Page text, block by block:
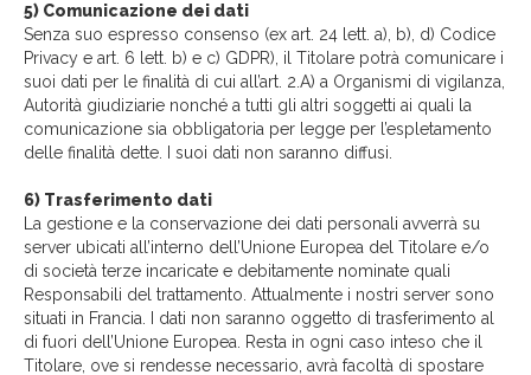
5) Comunicazione dei dati
Senza suo espresso consenso (ex art. 24 lett. a), b), d) Codice
Privacy e art. 6 lett. b) e c) GDPR), il Titolare potrà comunicare i
suoi dati per le finalità di cui all’art. 2.A) a Organismi di vigilanza,
Autorità giudiziarie nonché a tutti gli altri soggetti ai quali la
comunicazione sia obbligatoria per legge per l’espletamento
delle finalità dette. I suoi dati non saranno diffusi.
6) Trasferimento dati
La gestione e la conservazione dei dati personali avverrà su
server ubicati all’interno dell’Unione Europea del Titolare e/o
di società terze incaricate e debitamente nominate quali
Responsabili del trattamento. Attualmente i nostri server sono
situati in Francia. I dati non saranno oggetto di trasferimento al
di fuori dell’Unione Europea. Resta in ogni caso inteso che il
Titolare, ove si rendesse necessario, avrà facoltà di spostare